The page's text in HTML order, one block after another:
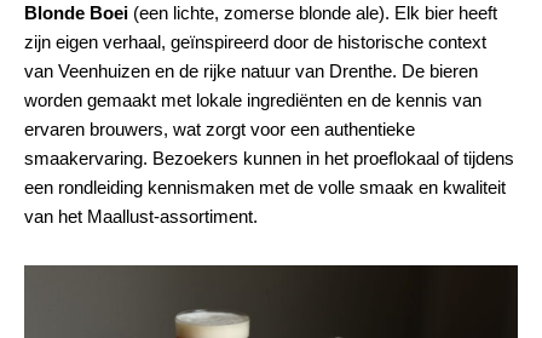
Blonde Boei (een lichte, zomerse blonde ale). Elk bier heeft
zijn eigen verhaal, geïnspireerd door de historische context
van Veenhuizen en de rijke natuur van Drenthe. De bieren
worden gemaakt met lokale ingrediënten en de kennis van
ervaren brouwers, wat zorgt voor een authentieke
smaakervaring. Bezoekers kunnen in het proeflokaal of tijdens
een rondleiding kennismaken met de volle smaak en kwaliteit
van het Maallust-assortiment.